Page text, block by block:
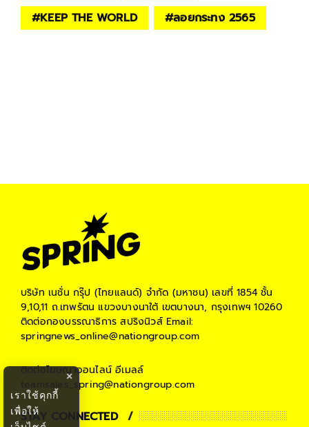
#KEEP THE WORLD #ลอยกระทง 2565
บริษัท เนชั่น กรุ๊ป (ไทยแลนด์) จำกัด (มหาชน) เลขที่ 1854 ชั้น
9,10,11 ถ.เทพรัตน แขวงบางนาใต้ เขตบางนา, กรุงเทพฯ 10260
ติดต่อกองบรรณาธิการ สปริงนิวส์Email:
springnews_online@nationgroup.com
ติดต่อโฆษณาออนไลน์ อีเมลล์
teamsales_spring@nationgroup.com
STAY CONNECTED
×
เราใช้คุกกี้
เพื่อให้